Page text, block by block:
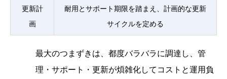
更新計
画
耐用とサポート期限を踏まえ、計画的な更新
サイクルを定める
最大のつまずきは、都度バラバラに調達し、管
理・サポート・更新が煩雑化してコストと運用負